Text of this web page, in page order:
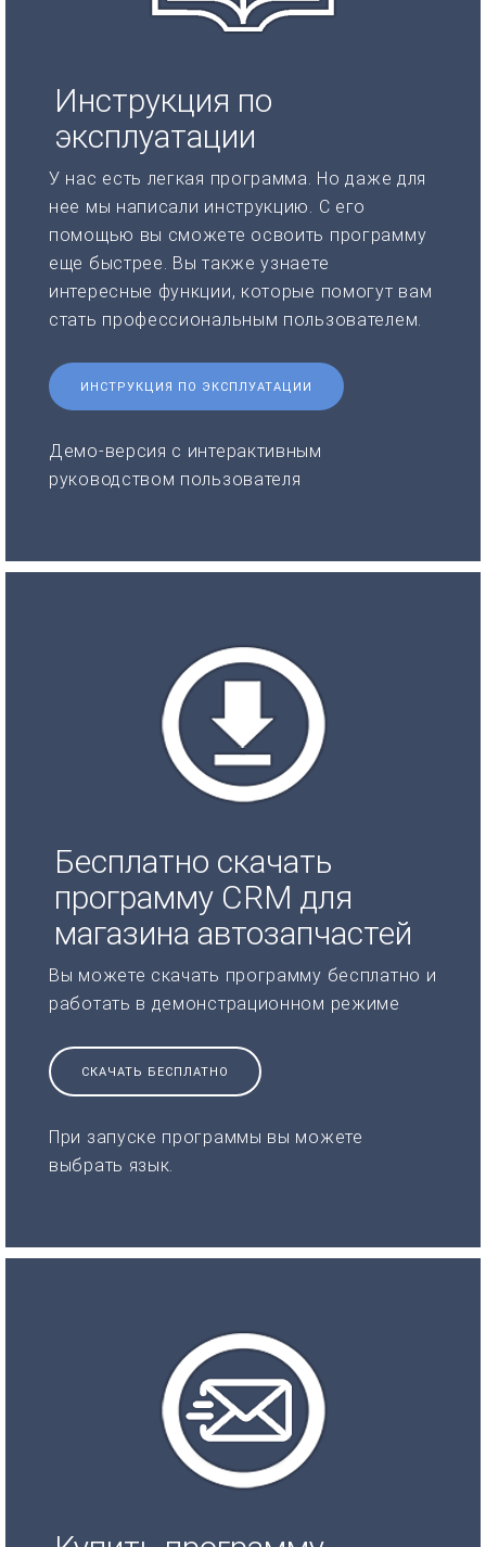
Инструкция по
эксплуатации
У нас есть легкая программа. Но даже для
нее мы написали инструкцию. С его
помощью вы сможете освоить программу
еще быстрее. Вы также узнаете
интересные функции, которые помогут вам
стать профессиональным пользователем.
ИНСТРУКЦИЯ ПО ЭКСПЛУАТАЦИИ
Демо-версия с интерактивным
руководством пользователя
Бесплатно скачать
программу CRM для
магазина автозапчастей
Вы можете скачать программу бесплатно и
работать в демонстрационном режиме
СКАЧАТЬ БЕСПЛАТНО
При запуске программы вы можете
выбрать язык.